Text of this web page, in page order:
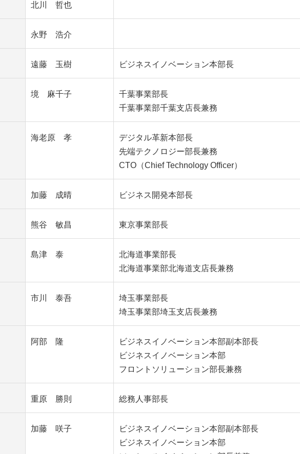
北川 哲也
永野 浩介
遠藤 玉樹 ビジネスイノベーション本部長
境 麻千子
千葉事業部長
千葉事業部千葉支店長兼務
海老原 孝
デジタル革新本部長
先端テクノロジー部長兼務
CTO（Chief Technology Officer）
加藤 成晴 ビジネス開発本部長
熊谷 敏昌 東京事業部長
島津 泰
北海道事業部長
北海道事業部北海道支店長兼務
市川 泰吾
埼玉事業部長
埼玉事業部埼玉支店長兼務
阿部 隆
ビジネスイノベーション本部副本部長
ビジネスイノベーション本部
フロントソリューション部長兼務
重原 勝則 総務人事部長
加藤 咲子
ビジネスイノベーション本部副本部長
ビジネスイノベーション本部